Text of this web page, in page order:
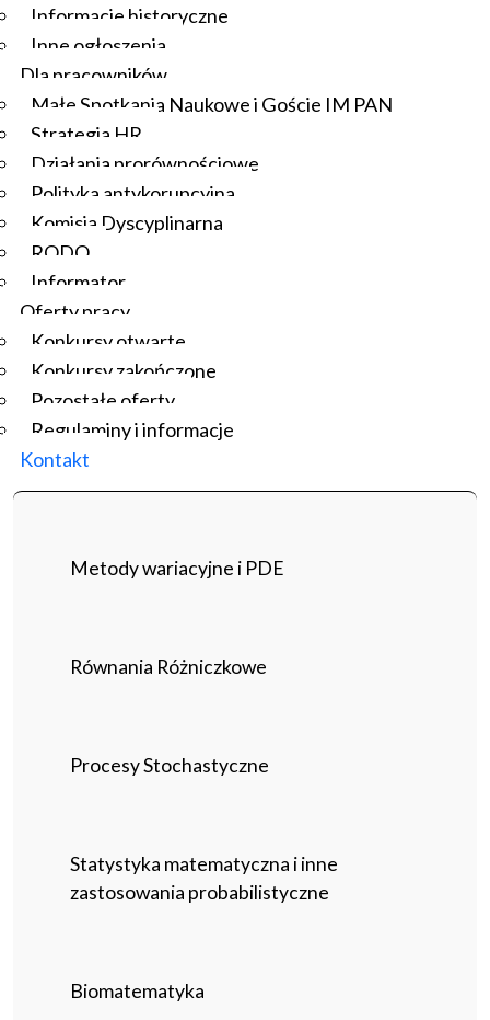
Informacje historyczne
Inne ogłoszenia
Dla pracowników
Małe Spotkania Naukowe i Goście IM PAN
Strategia HR
Działania prorównościowe
Polityka antykorupcyjna
Komisja Dyscyplinarna
RODO
Informator
Oferty pracy
Konkursy otwarte
Konkursy zakończone
Pozostałe oferty
Regulaminy i informacje
Kontakt
Metody wariacyjne i PDE
Równania Różniczkowe
Procesy Stochastyczne
Statystyka matematyczna i inne
zastosowania probabilistyczne
Biomatematyka